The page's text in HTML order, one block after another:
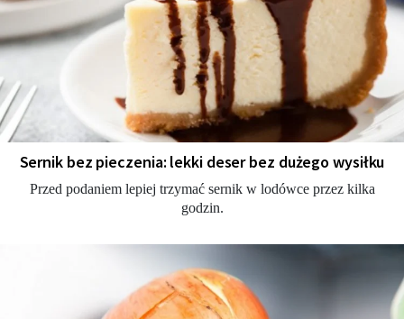
Sernik bez pieczenia: lekki deser bez dużego wysiłku
Przed podaniem lepiej trzymać sernik w lodówce przez kilka
godzin.